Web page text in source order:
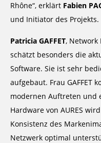
Rhône“, erklärt Fabien
und Initiator des Projekts.
Patricia GAFFET, Network
schätzt besonders die
Software. Sie ist sehr
aufgebaut. Frau GAFFET
modernen Auftreten und
Hardware von AURES
Konsistenz des
Netzwerk optimal